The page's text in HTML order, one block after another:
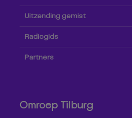
Uitzending gemist
Radiogids
Partners
Omroep Tilburg